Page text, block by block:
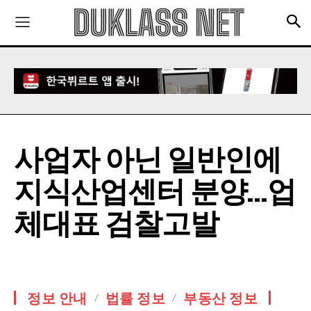
사업자 아닌 일반인에
지식산업센터 분양…업
체대표 검찰고발
정보 안내 법률 정보 부동산 정보